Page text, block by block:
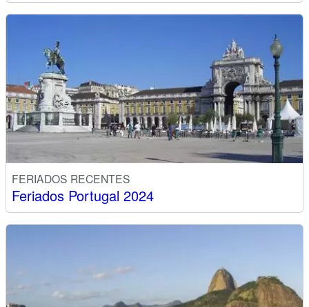
FERIADOS RECENTES
Feriados Portugal 2024